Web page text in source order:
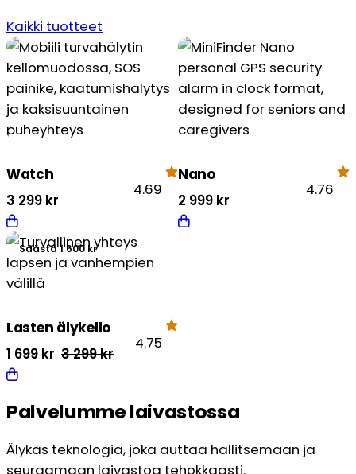
Kaikki tuotteet
Watch
3 299 kr
4.69
Nano
2 999 kr
4.76
Lasten älykello
3 299kr
Alkuperäinen
hinta
3
1 699 kr
Nykyinen
hinta
1
Säästä 1 600 kr
4.75
Tällä
on
muunnelma.
Palvelumme laivastossa
Älykäs teknologia, joka auttaa hallitsemaan ja
seuraamaan laivastoa tehokkaasti.